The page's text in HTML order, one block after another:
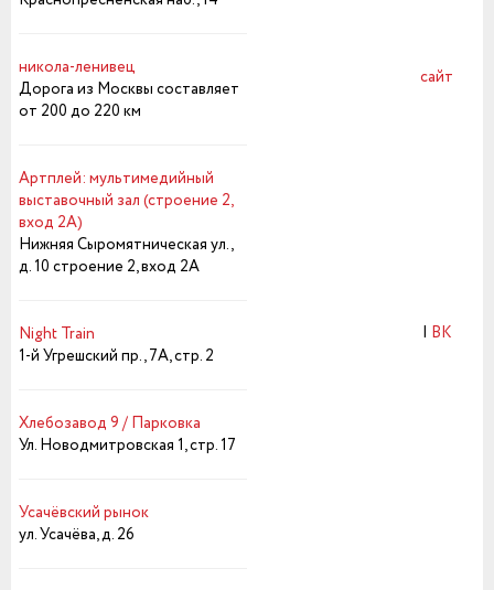
никола-ленивец
Дорога из Москвы составляет
от 200 до 220 км
сайт
Артплей: мультимедийный
выставочный зал (строение 2,
вход 2А)
Нижняя Сыромятническая ул.,
д. 10 строение 2, вход 2А
Night Train
1-й Угрешский пр., 7А, стр. 2
| ВК
Хлебозавод 9 / Парковка
Ул. Новодмитровская 1, стр. 17
Усачёвский рынок
ул. Усачёва, д. 26